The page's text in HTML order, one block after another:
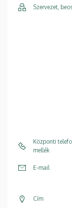
Szervezet,
Központi
mellék
E-mail
Cím